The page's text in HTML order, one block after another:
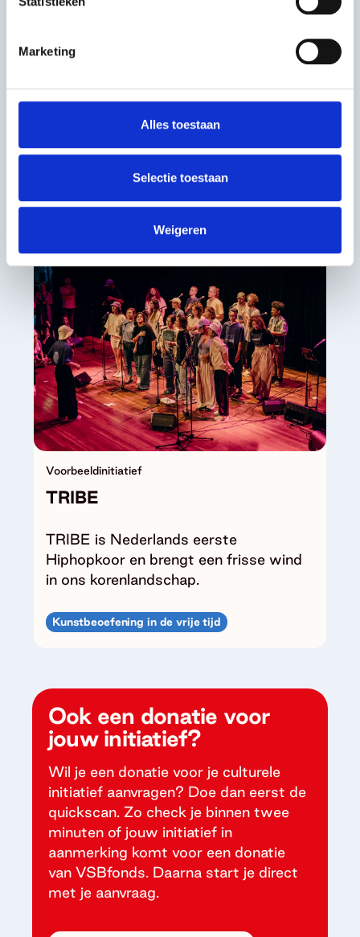
Marketing
Alles toestaan
Selectie toestaan
Weigeren
Voorbeeldinitiatief
Binnen een Nieuw Talent Orkest krijgen
mensen zonder muzikale ervaring met
kans om dit samen te leren.
Kunstbeoefening in de vrije tijd
Voorbeeldinitiatief
TRIBE
TRIBE is Nederlands eerste
Hiphopkoor en brengt een frisse wind
in ons korenlandschap.
Kunstbeoefening in de vrije tijd
Ook een donatie voor
jouw initiatief?
Wil je een donatie voor je culturele
initiatief aanvragen? Doe dan eerst de
quickscan. Zo check je binnen twee
minuten of jouw initiatief in
aanmerking komt voor een donatie
van VSBfonds. Daarna start je direct
met je aanvraag.